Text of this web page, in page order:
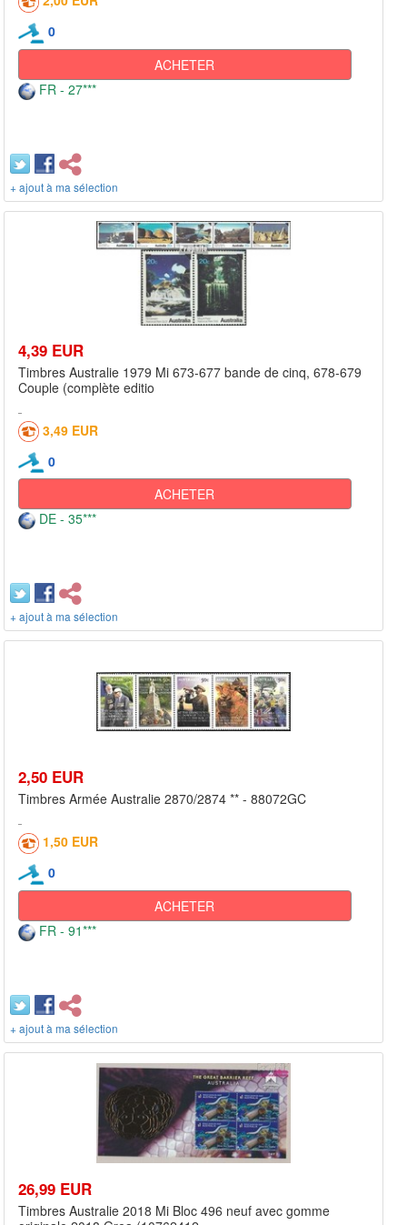
0
ACHETER
FR - 27***
+ ajout à ma sélection
4,39 EUR
Timbres Australie 1979 Mi 673-677 bande de cinq, 678-679
Couple (complète editio
3,49 EUR
0
ACHETER
DE - 35***
+ ajout à ma sélection
2,50 EUR
Timbres Armée Australie 2870/2874 ** - 88072GC
1,50 EUR
0
ACHETER
FR - 91***
+ ajout à ma sélection
26,99 EUR
Timbres Australie 2018 Mi Bloc 496 neuf avec gomme